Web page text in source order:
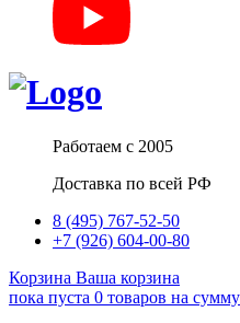
Работаем с 2005
Доставка по всей РФ
8 (495) 767-52-50
+7 (926) 604-00-80
Корзина Ваша корзина
пока пуста 0 товаров на сумму